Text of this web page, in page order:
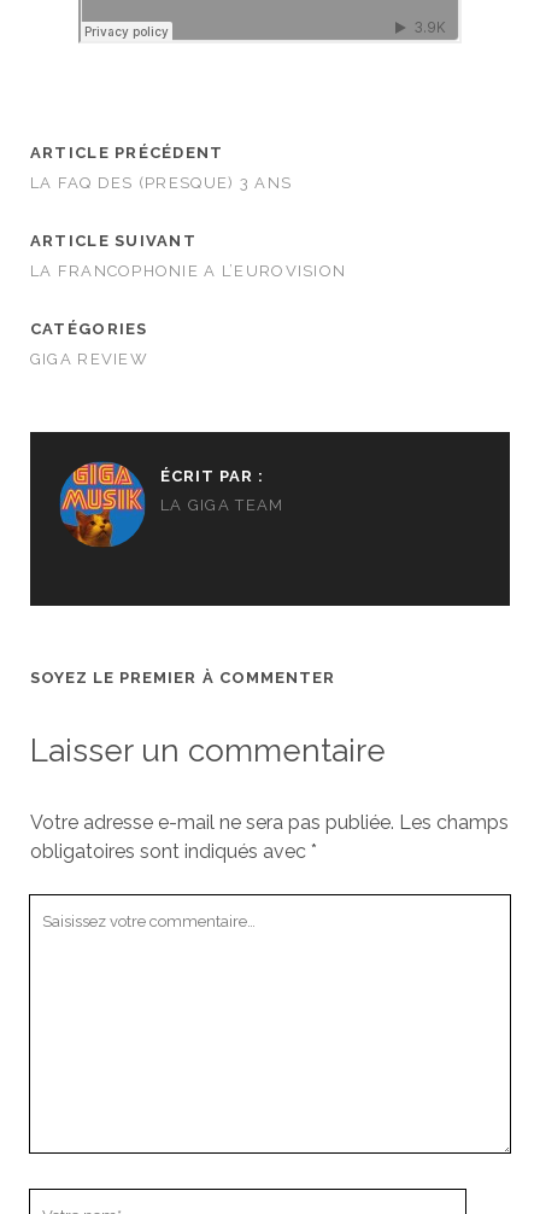
ARTICLE PRÉCÉDENT
LA FAQ DES (PRESQUE) 3 ANS
ARTICLE SUIVANT
LA FRANCOPHONIE A L’EUROVISION
CATÉGORIES
GIGA REVIEW
ÉCRIT PAR :
LA GIGA TEAM
SOYEZ LE PREMIER À COMMENTER
Laisser un commentaire
Votre adresse e-mail ne sera pas publiée. Les champs
obligatoires sont indiqués avec *